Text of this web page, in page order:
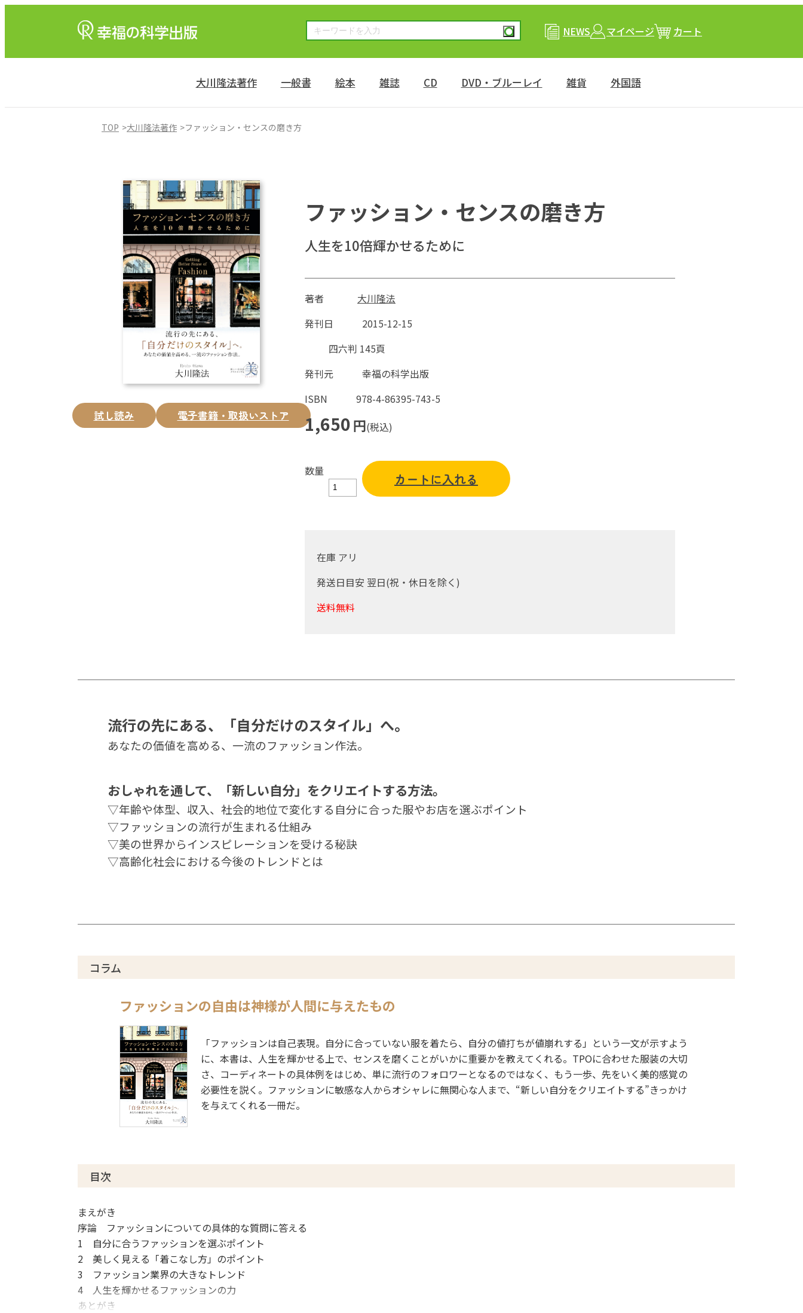
NEWS マイページ カート
大川隆法著作 一般書 絵本 雑誌 CD DVD・ブルーレイ 雑貨 外国語
TOP 大川隆法著作 ファッション・センスの磨き方
試し読み 電子書籍・取扱いストア
ファッション・センスの磨き方
人生を10倍輝かせるために
著者
大川隆法
発刊日
2015-12-15
四六判 145頁
発刊元
幸福の科学出版
ISBN
978-4-86395-743-5
1,650円(税込)
数量
カートに入れる
在庫 アリ
発送日目安 翌日(祝・休日を除く)
送料無料
流行の先にある、「自分だけのスタイル」へ。
あなたの価値を高める、一流のファッション作法。
おしゃれを通して、「新しい自分」をクリエイトする方法。
▽年齢や体型、収入、社会的地位で変化する自分に合った服やお店を選ぶポイント
▽ファッションの流行が生まれる仕組み
▽美の世界からインスピレーションを受ける秘訣
▽高齢化社会における今後のトレンドとは
コラム
ファッションの自由は神様が人間に与えたもの
「ファッションは自己表現。自分に合っていない服を着たら、自分の値打ちが値崩れする」という一文が示すよう
に、本書は、人生を輝かせる上で、センスを磨くことがいかに重要かを教えてくれる。TPOに合わせた服装の大切
さ、コーディネートの具体例をはじめ、単に流行のフォロワーとなるのではなく、もう一歩、先をいく美的感覚の
必要性を説く。ファッションに敏感な人からオシャレに無関心な人まで、“新しい自分をクリエイトする”きっかけ
を与えてくれる一冊だ。
目次
まえがき
序論 ファッションについての具体的な質問に答える
1 自分に合うファッションを選ぶポイント
2 美しく見える「着こなし方」のポイント
3 ファッション業界の大きなトレンド
4 人生を輝かせるファッションの力
あとがき